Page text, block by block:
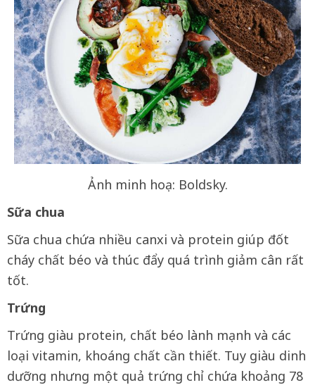
Ảnh minh hoạ: Boldsky.
Sữa chua
Sữa chua chứa nhiều canxi và protein giúp đốt
cháy chất béo và thúc đẩy quá trình giảm cân rất
tốt.
Trứng
Trứng giàu protein, chất béo lành mạnh và các
loại vitamin, khoáng chất cần thiết. Tuy giàu dinh
dưỡng nhưng một quả trứng chỉ chứa khoảng 78